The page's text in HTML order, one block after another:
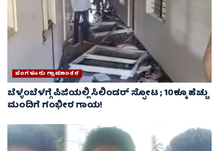
ಬೆಂಗಳೂರು ಗ್ರಾಮಾಂತರ
ಬೆಳ್ಳಂಬೆಳಗ್ಗೆ ಪಿಜಿಯಲ್ಲಿ ಸಿಲಿಂಡರ್ ಸ್ಫೋಟ ; 10ಕ್ಕೂ ಹೆಚ್ಚು
ಮಂದಿಗೆ ಗಂಭೀರ ಗಾಯ!